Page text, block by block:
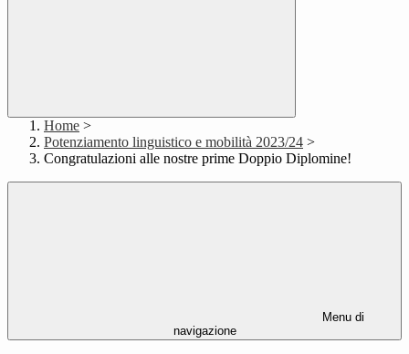
Home >
Potenziamento linguistico e mobilità 2023/24 >
Congratulazioni alle nostre prime Doppio Diplomine!
Menu di
navigazione